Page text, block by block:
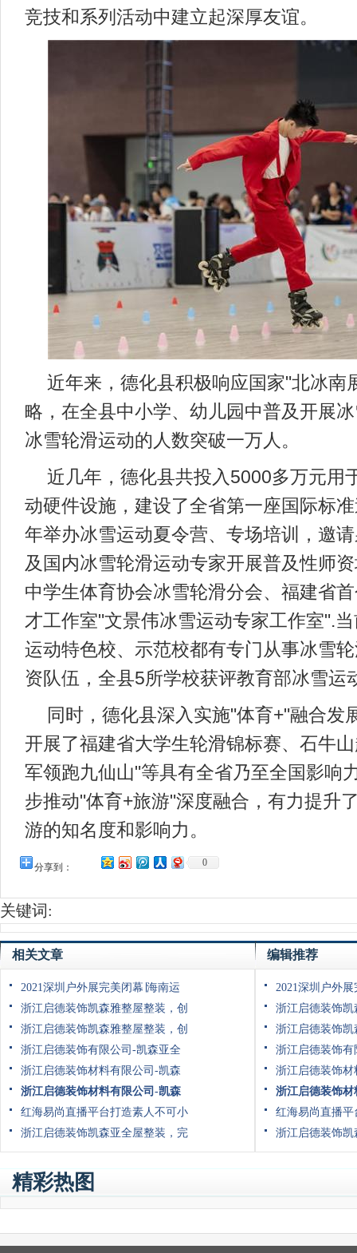
竞技和系列活动中建立起深厚友谊。
近年来，德化县积极响应国家"北冰南
略，在全县中小学、幼儿园中普及开展
冰雪轮滑运动的人数突破一万人。
近几年，德化县共投入5000多万元用
动硬件设施，建设了全省第一座国际标
年举办冰雪运动夏令营、专场培训，邀
及国内冰雪轮滑运动专家开展普及性师
中学生体育协会冰雪轮滑分会、福建省
才工作室"文景伟冰雪运动专家工作室".
运动特色校、示范校都有专门从事冰雪
资队伍，全县5所学校获评教育部冰雪运
同时，德化县深入实施"体育+"融合发
开展了福建省大学生轮滑锦标赛、石牛
军领跑九仙山"等具有全省乃至全国影响
步推动"体育+旅游"深度融合，有力提升
游的知名度和影响力。
分享到： 0
关键词:
相关文章
2021深圳户外展完美闭幕∣海南运
浙江启德装饰凯森雅整屋整装，创
浙江启德装饰凯森雅整屋整装，创
浙江启德装饰有限公司-凯森亚全
浙江启德装饰材料有限公司-凯森
浙江启德装饰材料有限公司-凯森
红海易尚直播平台打造素人不可小
浙江启德装饰凯森亚全屋整装，完
编辑推荐
2021深圳户外
浙江启德装饰
浙江启德装饰
浙江启德装饰
浙江启德装饰
浙江启德装饰
红海易尚直播
浙江启德装饰
精彩热图